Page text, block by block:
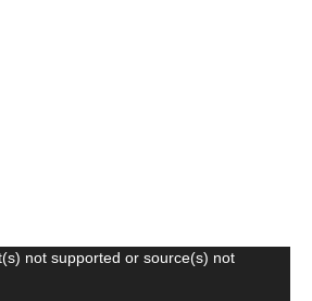
not supported or source(s) not